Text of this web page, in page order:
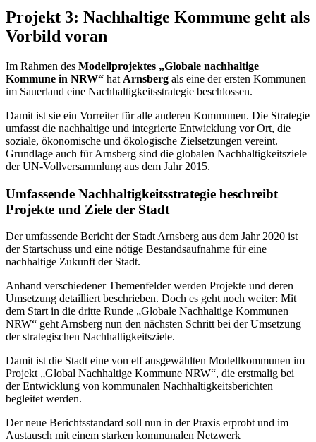
Projekt 3: Nachhaltige Kommune geht als
Vorbild voran
Im Rahmen des Modellprojektes „Globale nachhaltige
Kommune in NRW“ hat Arnsberg als eine der ersten Kommunen
im Sauerland eine Nachhaltigkeitsstrategie beschlossen.
Damit ist sie ein Vorreiter für alle anderen Kommunen. Die Strategie
umfasst die nachhaltige und integrierte Entwicklung vor Ort, die
soziale, ökonomische und ökologische Zielsetzungen vereint.
Grundlage auch für Arnsberg sind die globalen Nachhaltigkeitsziele
der UN-Vollversammlung aus dem Jahr 2015.
Umfassende Nachhaltigkeitsstrategie beschreibt
Projekte und Ziele der Stadt
Der umfassende Bericht der Stadt Arnsberg aus dem Jahr 2020 ist
der Startschuss und eine nötige Bestandsaufnahme für eine
nachhaltige Zukunft der Stadt.
Anhand verschiedener Themenfelder werden Projekte und deren
Umsetzung detailliert beschrieben. Doch es geht noch weiter: Mit
dem Start in die dritte Runde „Globale Nachhaltige Kommunen
NRW“ geht Arnsberg nun den nächsten Schritt bei der Umsetzung
der strategischen Nachhaltigkeitsziele.
Damit ist die Stadt eine von elf ausgewählten Modellkommunen im
Projekt „Global Nachhaltige Kommune NRW“, die erstmalig bei
der Entwicklung von kommunalen Nachhaltigkeitsberichten
begleitet werden.
Der neue Berichtsstandard soll nun in der Praxis erprobt und im
Austausch mit einem starken kommunalen Netzwerk